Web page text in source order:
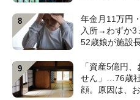
年金月11万円
入所→わずか3
52歳娘が施設
「資産5億円
せん」…76歳
顔。原因は、